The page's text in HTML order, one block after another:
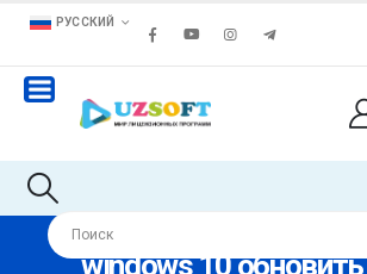
РУССКИЙ
windows 10